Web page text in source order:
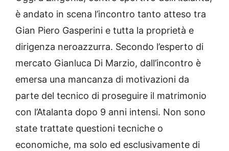
è andato in scena l’incontro tanto atteso tra
Gian Piero Gasperini e tutta la proprietà e
dirigenza neroazzurra. Secondo l’esperto di
mercato Gianluca Di Marzio, dall’incontro è
emersa una mancanza di motivazioni da
parte del tecnico di proseguire il matrimonio
con l’Atalanta dopo 9 anni intensi. Non sono
state trattate questioni tecniche o
economiche, ma solo ed esclusivamente di